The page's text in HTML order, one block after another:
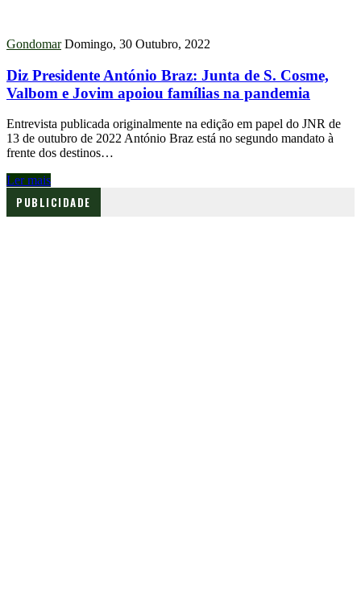
Gondomar Domingo, 30 Outubro, 2022
Diz Presidente António Braz: Junta de S. Cosme,
Valbom e Jovim apoiou famílias na pandemia
Entrevista publicada originalmente na edição em papel do JNR de
13 de outubro de 2022 António Braz está no segundo mandato à
frente dos destinos…
Ler mais
PUBLICIDADE